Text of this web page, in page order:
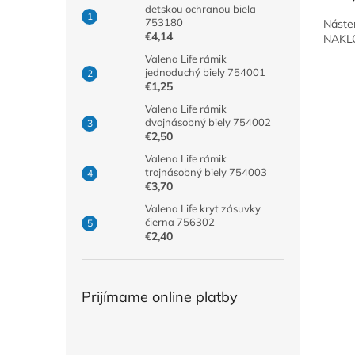
detskou ochranou biela
753180
€4,14
Valena Life rámik
jednoduchý biely 754001
€1,25
Valena Life rámik
dvojnásobný biely 754002
€2,50
Valena Life rámik
trojnásobný biely 754003
€3,70
Valena Life kryt zásuvky
čierna 756302
€2,40
Prijímame online platby